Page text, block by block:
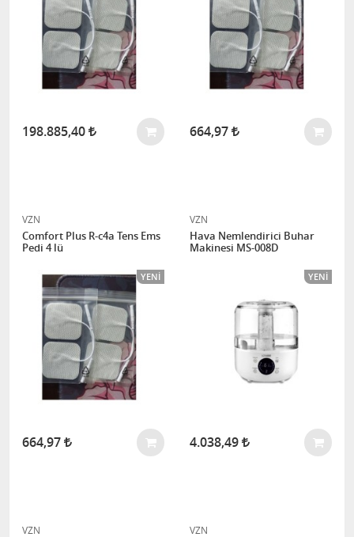
198.885,40 664,97
VZN
Comfort Plus R-c4a Tens Ems
Pedi 4 lü
YENI
664,97
VZN
Hava Nemlendirici Buhar
Makinesi MS-008D
YENI
4.038,49
VZN VZN